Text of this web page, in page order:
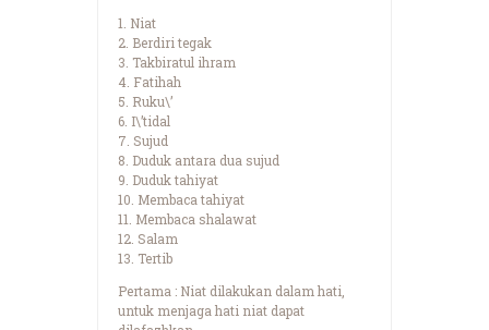
1. Niat
2. Berdiri tegak
3. Takbiratul ihram
4. Fatihah
5. Ruku\’
6. I\’tidal
7. Sujud
8. Duduk antara dua sujud
9. Duduk tahiyat
10. Membaca tahiyat
11. Membaca shalawat
12. Salam
13. Tertib
Pertama : Niat dilakukan dalam hati,
untuk menjaga hati niat dapat